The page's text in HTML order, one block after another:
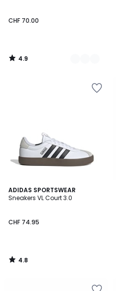
CHF 70.00
4.9
/
ADIDAS SPORTSWEAR
Sneakers VL Court 3.0
CHF 74.95
4.8
/ 5
4.8
/